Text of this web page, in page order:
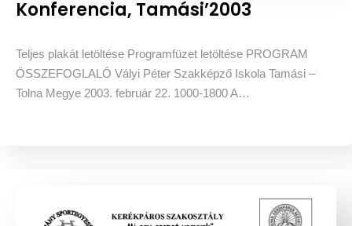
Konferencia, Tamási’2003
Teljes plakát letöltése Programfüzet letöltése PROGRAM
ÖSSZEFOGLALÓ Vályi Péter Szakképző Iskola Tamási –
Tolna Megye 2003. február 22. 1000-1800 A…